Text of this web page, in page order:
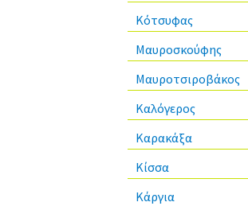
Κότσυφας
Μαυροσκούφης
Μαυροτσιροβάκος
Καλόγερος
Καρακάξα
Κίσσα
Κάργια